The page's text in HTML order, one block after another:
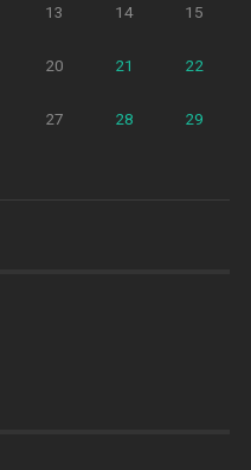
13 14 15
20 21 22
27 28 29